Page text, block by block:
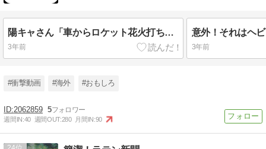
陽キャさん「車からロケット花火打ち上げたろｗｗｗ」 → サンルーフが閉まっていて無事車内に発射
3年前 3年前
#衝撃動画 #海外 #おもしろ
2062859 5
週間IN:40 週間OUT:280 月間IN:90